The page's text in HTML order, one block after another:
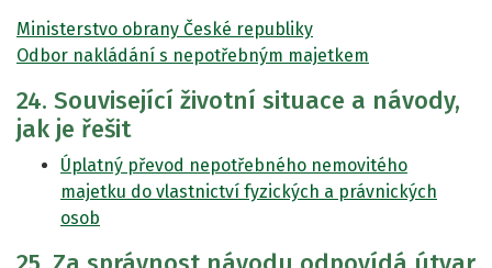
Ministerstvo obrany České republiky
Odbor nakládání s nepotřebným majetkem
24. Související životní situace a návody,
jak je řešit
Úplatný převod nepotřebného nemovitého
majetku do vlastnictví fyzických a právnických
osob